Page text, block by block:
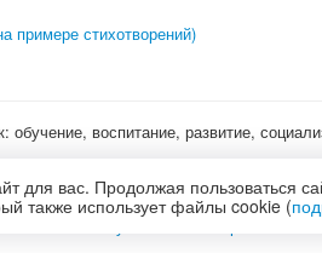
примере стихотворений)
воспитание, развитие,
и защиты персональных данных
для вас. Продолжая пользоваться
также использует файлы cookie (